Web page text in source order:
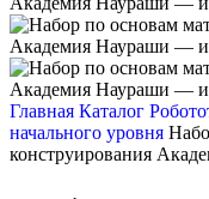
Главная Каталог
начального уровня
конструирования